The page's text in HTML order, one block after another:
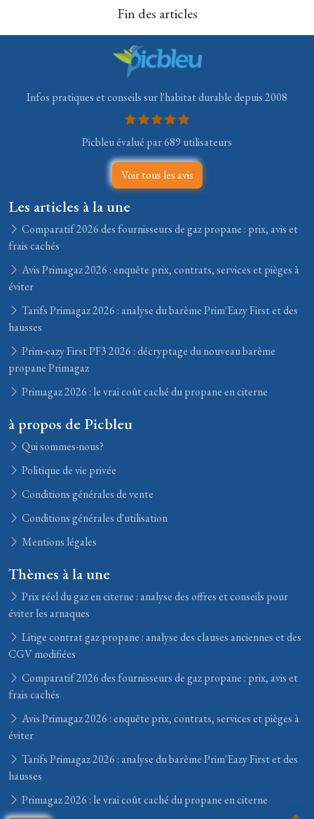
Fin des articles
Infos pratiques et conseils sur l'habitat durable depuis 2008
Picbleu évalué par 689 utilisateurs
Voir tous les avis
Les articles à la une
Comparatif 2026 des fournisseurs de gaz propane : prix, avis et
frais cachés
Avis Primagaz 2026 : enquête prix, contrats, services et pièges à
éviter
Tarifs Primagaz 2026 : analyse du barème Prim'Eazy First et des
hausses
Prim-eazy First PF3 2026 : décryptage du nouveau barème
propane Primagaz
Primagaz 2026 : le vrai coût caché du propane en citerne
à propos de Picbleu
Qui sommes-nous?
Politique de vie privée
Conditions générales de vente
Conditions générales d'utilisation
Mentions légales
Thèmes à la une
Prix réel du gaz en citerne : analyse des offres et conseils pour
éviter les arnaques
Litige contrat gaz propane : analyse des clauses anciennes et des
CGV modifiées
Comparatif 2026 des fournisseurs de gaz propane : prix, avis et
frais cachés
Avis Primagaz 2026 : enquête prix, contrats, services et pièges à
éviter
Tarifs Primagaz 2026 : analyse du barème Prim'Eazy First et des
hausses
Primagaz 2026 : le vrai coût caché du propane en citerne